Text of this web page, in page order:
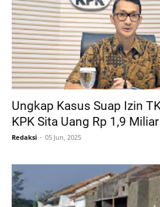
Ungkap Kasus Suap Izin
KPK Sita Uang Rp 1,9
Redaksi 05 Jun, 2025